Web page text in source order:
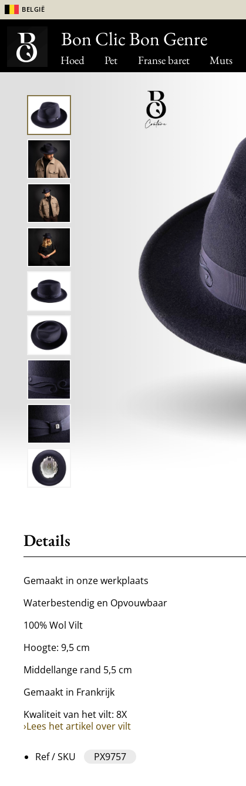
Hoed Pet Franse baret Muts
België
Details
Gemaakt in onze werkplaats
Waterbestendig en Opvouwbaar
100% Wol Vilt
Hoogte: 9,5 cm
Middellange rand 5,5 cm
Gemaakt in Frankrijk
Kwaliteit van het vilt: 8X
›Lees het artikel over vilt
Ref / SKU PX9757
Bon Clic Bon Genre